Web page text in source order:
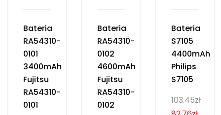
Bateria
RA54310-
0101
3400mAh
Fujitsu
RA54310-
0101
Bateria
RA54310-
0102
4600mAh
Fujitsu
RA54310-
0102
Bateria
S7105
4400mAh
Philips
S7105
103.45zł